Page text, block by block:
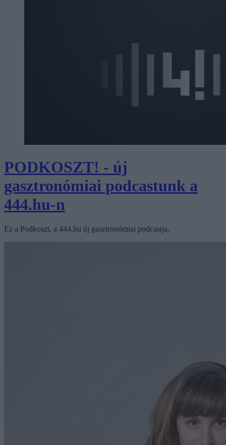
PODKOSZT! - új
gasztronómiai podcastunk a
444.hu-n
Ez a Podkoszt, a 444.hu új gasztronómiai podcastja.